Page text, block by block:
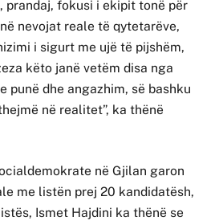
prandaj, fokusi i ekipit tonë për
nevojat reale të qytetarëve,
i sigurt me ujë të pijshëm,
këto janë vetëm disa nga
punë dhe angazhim, së bashku
në realitet”, ka thënë
në Gjilan garon
me listën prej 20 kandidatësh,
Ismet Hajdini ka thënë se